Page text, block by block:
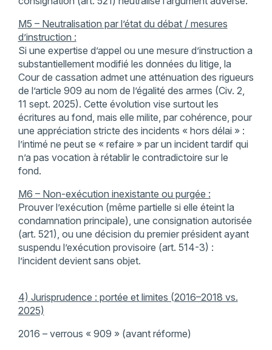
M5 – Neutralisation par l’état du débat / mesures
d’instruction :
Si une expertise d’appel ou une mesure d’instruction a
substantiellement modifié les données du litige, la
Cour de cassation admet une atténuation des rigueurs
de l’article 909 au nom de l’égalité des armes (Civ. 2,
11 sept. 2025). Cette évolution vise surtout les
écritures au fond, mais elle milite, par cohérence, pour
une appréciation stricte des incidents « hors délai » :
l’intimé ne peut se « refaire » par un incident tardif qui
n’a pas vocation à rétablir le contradictoire sur le
fond.
M6 – Non-exécution inexistante ou purgée :
Prouver l’exécution (même partielle si elle éteint la
condamnation principale), une consignation autorisée
(art. 521), ou une décision du premier président ayant
suspendu l’exécution provisoire (art. 514-3) :
l’incident devient sans objet.
4) Jurisprudence : portée et limites (2016–2018 vs.
2025)
2016 – verrous « 909 » (avant réforme)